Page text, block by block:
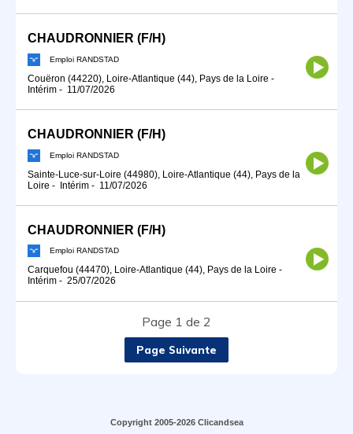
CHAUDRONNIER (F/H)
Emploi RANDSTAD
Couëron (44220), Loire-Atlantique (44), Pays de la Loire -
Intérim - 11/07/2026
CHAUDRONNIER (F/H)
Emploi RANDSTAD
Sainte-Luce-sur-Loire (44980), Loire-Atlantique (44), Pays de la
Loire - Intérim - 11/07/2026
CHAUDRONNIER (F/H)
Emploi RANDSTAD
Carquefou (44470), Loire-Atlantique (44), Pays de la Loire -
Intérim - 25/07/2026
Page 1 de 2
Page Suivante
Copyright 2005-2026 Clicandsea